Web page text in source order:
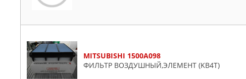
MITSUBISHI 1500A098
ФИЛЬТР ВОЗДУШНЫЙ,ЭЛЕМЕНТ (KB4T)